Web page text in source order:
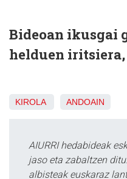
Bideoan ikusgai
helduen iritsiera,
KIROLA ANDOAIN
AIURRI hedabideak
jaso eta zabaltzen
albisteak euskaraz